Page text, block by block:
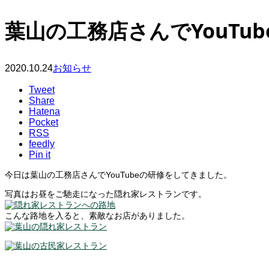
葉山の工務店さんで
2020.10.24お知らせ
Tweet
Share
Hatena
Pocket
RSS
feedly
Pin it
今日は葉山の工務店さんでYouTubeの研修をしてきました。
写真はお昼をご馳走になった隠れ家レストランです。
こんな路地を入ると、素敵なお店がありました。